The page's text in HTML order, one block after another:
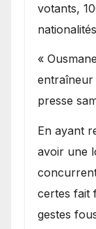
votants,
«
entraîneur
presse
En ayant
avoir une
certes fait
gestes